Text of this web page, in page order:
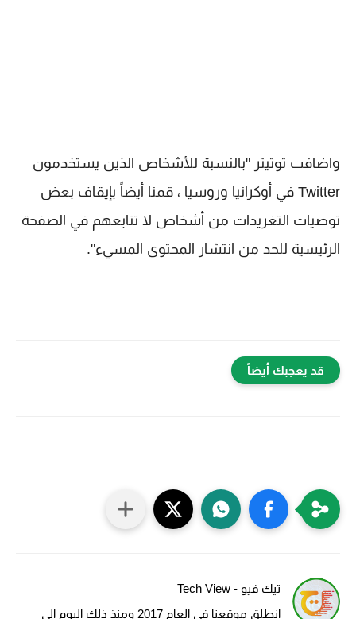
واضافت توتيتر "بالنسبة للأشخاص الذين يستخدمون
Twitter في أوكرانيا وروسيا ، قمنا أيضاً بإيقاف بعض
توصيات التغريدات من أشخاص لا تتابعهم في الصفحة
الرئيسية للحد من انتشار المحتوى المسيء".
قد يعجبك أيضاً
تيك فيو - Tech View
انطلق موقعنا في العام 2017 ومنذ ذلك اليوم الى